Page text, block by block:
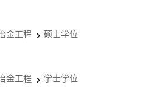
金工程 硕士学位
金工程 学士学位